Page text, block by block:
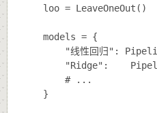
    loo = LeaveOneOut()
    models = {
"线性回归":
"Ridge":
        # ...
    }